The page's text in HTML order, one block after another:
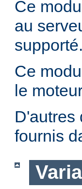
Ce
au
supporté.
Ce
le
D'autres
fournis